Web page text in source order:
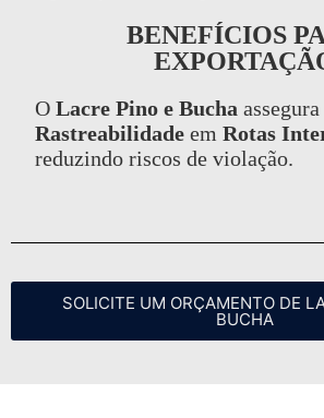
BENEFÍCIOS
O Lacre Pino e Bucha assegura
Rastreabilidade em Rotas
reduzindo riscos de violação.
SOLICITE UM ORÇAMENTO DE
BUCHA